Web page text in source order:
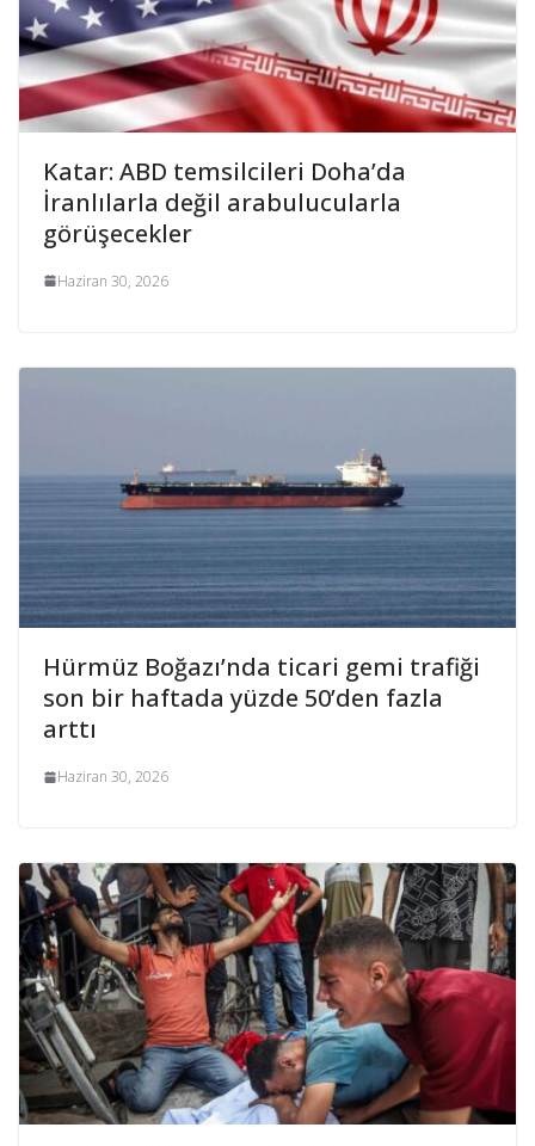
Katar: ABD temsilcileri Doha’da
İranlılarla değil arabulucularla
görüşecekler
Haziran 30, 2026
Hürmüz Boğazı’nda ticari gemi trafiği
son bir haftada yüzde 50’den fazla
arttı
Haziran 30, 2026